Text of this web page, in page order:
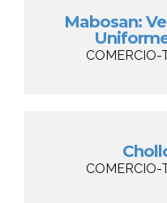
Mabosan: